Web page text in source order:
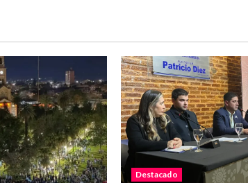
Destacado